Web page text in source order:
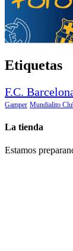
Etiquetas
F.C.
Gamper Mundialito
La tienda
Estamos